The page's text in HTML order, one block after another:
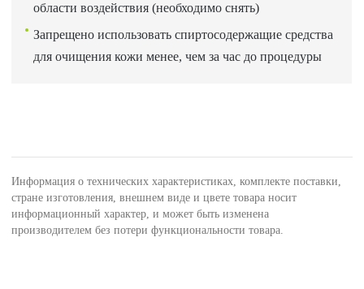
области воздействия (необходимо снять)
Запрещено использовать спиртосодержащие средства
для очищения кожи менее, чем за час до процедуры
Информация о технических характеристиках, комплекте поставки,
стране изготовления, внешнем виде и цвете товара носит
информационный характер, и может быть изменена
производителем без потери функциональности товара.